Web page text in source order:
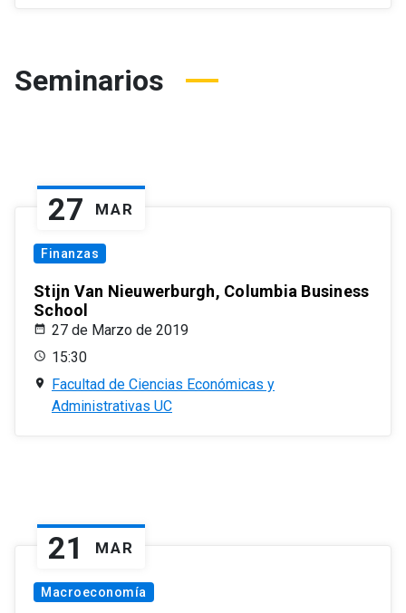
Seminarios
27 MAR
Finanzas
Stijn Van Nieuwerburgh, Columbia Business
School
27 de Marzo de 2019
15:30
Facultad de Ciencias Económicas y
Administrativas UC
21 MAR
Macroeconomía